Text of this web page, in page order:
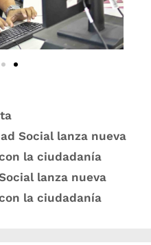
Social lanza nueva
la ciudadanía
lanza nueva
la ciudadanía